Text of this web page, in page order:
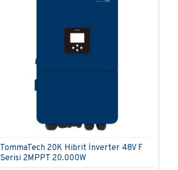
TommaTech 20K Hibrit İnverter 48V F
Serisi 2MPPT 20.000W